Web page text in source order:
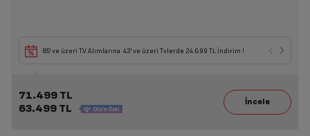
85' ve üzeri TV Alımlarına 43' ve üzeri Tvlerde 24.699 TL İndirim !
71.499 TL
63.499 TL